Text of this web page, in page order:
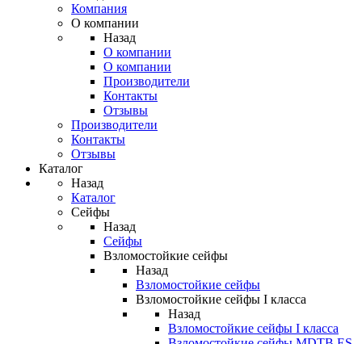
Компания
О компании
Назад
О компании
О компании
Производители
Контакты
Отзывы
Производители
Контакты
Отзывы
Каталог
Назад
Каталог
Сейфы
Назад
Сейфы
Взломостойкие сейфы
Назад
Взломостойкие сейфы
Взломостойкие сейфы I класса
Назад
Взломостойкие сейфы I класса